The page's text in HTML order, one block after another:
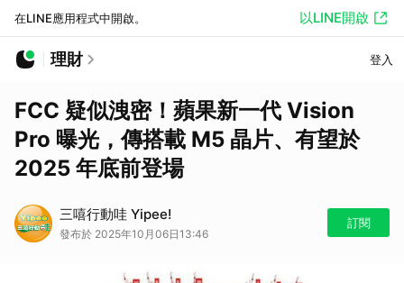
在LINE應用程式中開啟。 以LINE開啟
理財 登入
FCC 疑似洩密！蘋果新一代 Vision
Pro 曝光，傳搭載 M5 晶片、有望於
2025 年底前登場
三嘻行動哇 Yipee!
發布於 2025年10月06日13:46
訂閱